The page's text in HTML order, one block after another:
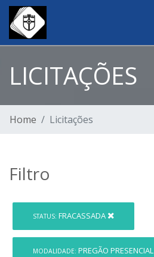
LICITAÇÕES
Home Licitações
Filtro
STATUS: FRACASSADA
MODALIDADE: PREGÃO PRESENCIAL